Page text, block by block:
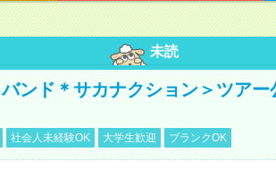
未読
ンド＊サカナクション＞ツア
社会人未経験OK 大学生歓迎 ブランクOK